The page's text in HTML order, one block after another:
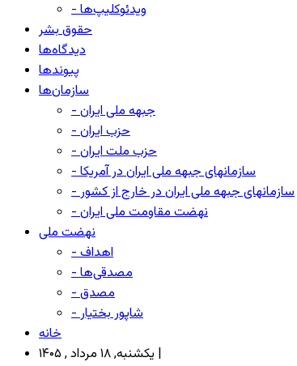
- ویدئوکلیپ‌ها
حقوق بشر
دیدگاه‌ها
پیوندها
سازمان‌ها
- جبهه ملی ایران
- حزب ایران
- حزب ملت ایران
- سازمانهای جبهه ملی ایران در آمریکا
- سازمانهای جبهه ملی ایران در خارج از کشور
- نهضت مقاومت ملی ایران
نهضت ملی
- اهداف
- مصدقی‌ها
- مصدق
- شاپور بختیار
خانه
یکشنبه, ۱۸ مرداد , ۱۴۰۵ |